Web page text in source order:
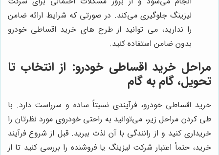
لیزینگ جلوگیری می‌کند. در صورتی که شرایط ارائه ضامن
را ندارید، می توانید از طرح های خرید اقساطی خودرو
بدون ضامن استفاده کنید.
مراحل خرید اقساطی خودرو: از انتخاب تا
تحویل، گام به گام
خرید اقساطی خودرو، فرآیندی نسبتاً ساده و سرراست دارد. با
طی کردن مراحل زیر، می‌توانید به راحتی خودروی مورد نظرتان را
خریداری کنید و از رانندگی با آن لذت ببرید. قبل از شروع فرآیند
خرید، حتماً اعتبار شرکت لیزینگ یا فروشنده را بررسی کنید تا از